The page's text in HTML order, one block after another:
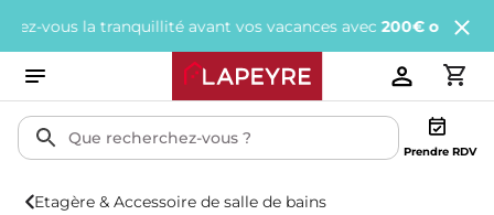
la tranquillité avant vos vacances avec200€ offertstous
Prendre RDV
Etagère & Accessoire de salle de bains